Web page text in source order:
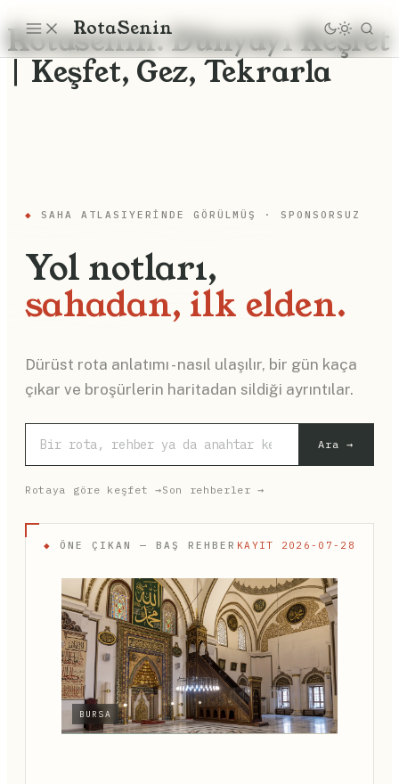
RotaSenin
Rotasenin: Dünyayı Keşfet
| Keşfet, Gez, Tekrarla
◆ SAHA ATLASI YERINDE GÖRÜLMÜŞ · SPONSORSUZ
Yol notları,
sahadan, ilk elden.
Dürüst rota anlatımı - nasıl ulaşılır, bir gün kaça
çıkar ve broşürlerin haritadan sildiği ayrıntılar.
Ara →
Rotaya göre keşfet →Son rehberler →
◆ ÖNE ÇIKAN — BAŞ REHBER KAYIT 2026-07-28
BURSA